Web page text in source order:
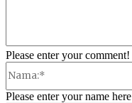
Please enter your comment!
Please enter your name here